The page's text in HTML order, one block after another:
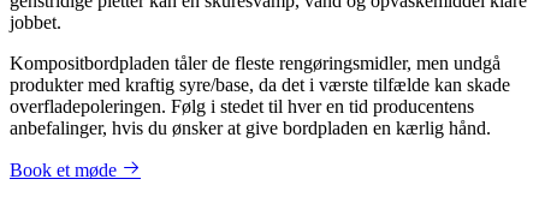
jobbet.
Kompositbordpladen tåler de fleste rengøringsmidler, men undgå
produkter med kraftig syre/base, da det i værste tilfælde kan skade
overfladepoleringen. Følg i stedet til hver en tid producentens
anbefalinger, hvis du ønsker at give bordpladen en kærlig hånd.
Book et møde